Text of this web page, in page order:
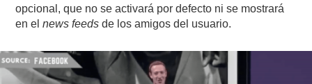
opcional, que no se activará por defecto ni se mostrará
en elnews feeds de los amigos del usuario.